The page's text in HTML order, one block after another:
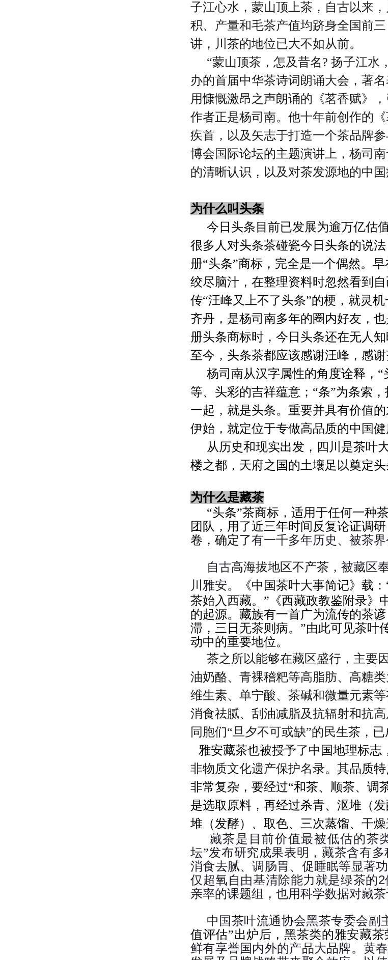
子江心水，蒙山顶上茶，自古以来
积、产量和毛茶产值均跻身全国前
讲，川茶的地位已大不如从前。
“蒙山顶茶，怎及昔名? 扬子江水
办的首届中华茶诗词朗诵大会，著
用慷慨激昂之声朗诵的《茗香赋》
作者正是杨司南。他十年前创作的
疾首，以及矢志于打造一个茶品牌
博会国际论坛的主题演讲上，杨司
的清晰认识，以及对茶发源地的中
为什么叫头条
今日头条目前已发展为逾万亿估
很多人对头条茶碰瓷今日头条的说
册“头条”商标，完全是一个偶然。
绞尽脑汁，在整理资料时忽然看到
传“汪峰又上不了头条”的梗，就灵
齐丹，是杨司南多年的圈内好友，
册头条商标时，今日头条还在无人
至今，头条茶都应该感谢汪峰，感谢
杨司南从汉字属性的角度诠释，
等、头彩的吉祥蕴意；“条”为条索
一起，就是头条。重要并具有价值
伊始，就定位于专做高品质的中国健
从历史和现实出发，四川是茶叶
楼之都，天府之国的土壤足以奠定
为什么是藏茶
“头条”茶商标，适用于任何一种
团队，用了近三年时间反复论证调
卷，确定了有一千多年历史、被茶
自古高海拔地区不产茶， 被藏区
川雅安。
《中国茶叶大事简记》载
茶始入西藏。”《西藏政教鉴附录》
的起源。藏族有一首广为流传的茶
滞，三日无茶则病。”由此可见茶叶
动中的重要地位。
茶之所以能够在藏区盛行，主要
油奶酪、青裸稽粑等高脂肪、高糖类
维生素、单宁酸、茶碱和微量元素
消食祛腻、刮油减脂及抗辐射和抗
同胞们“旦夕不可或缺”的民生茶，
雅安藏茶也被授予了中国地理标志
非物质文化遗产保护名录。 其品质
非常复杂，要经过“和茶、顺茶、调
是选取原料，再经过杀青、沤堆（
堆（发酵）、取色、三次蒸馏、干
藏茶是目前价值最被低估的茶
坛”发布研究成果表明，藏茶含有
消食去腻、调肠胃、促睡眠等显著
仅超氧自由基清除能力就是绿茶的2
亲率的课题组，也用科学数据对藏
中国茶叶流通协会黑茶专委会副
值评估”出炉后，黑茶类的雅安藏茶
鲜有享誉国内外的产品大品牌。黄